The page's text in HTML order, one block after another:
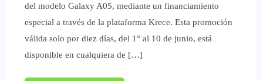
del modelo Galaxy A05, mediante un financiamiento
especial a través de la plataforma Krece. Esta promoción
válida solo por diez días, del 1° al 10 de junio, está
disponible en cualquiera de […]